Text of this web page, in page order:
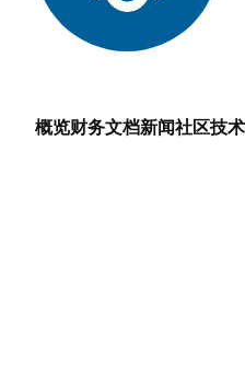
概览财务文档新闻社区技